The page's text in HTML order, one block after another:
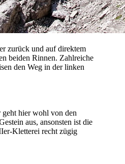
zurück und auf direktem
beiden Rinnen. Zahlreiche
den Weg in der linken
hier wohl von den
aus, ansonsten ist die
Kletterei recht zügig